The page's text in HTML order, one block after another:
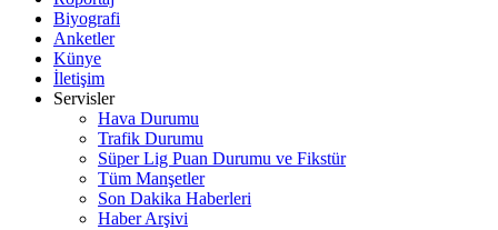
Biyografi
Anketler
Künye
İletişim
Servisler
Hava Durumu
Trafik Durumu
Süper Lig Puan Durumu ve Fikstür
Tüm Manşetler
Son Dakika Haberleri
Haber Arşivi